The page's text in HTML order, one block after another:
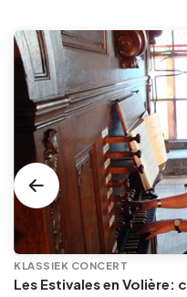
KLASSIEK CONCERT